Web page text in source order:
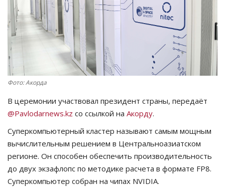
СПОРТ
Чек-лист
РАЗВЛЕЧЕНИЯ
Курултай
Язык
Русский
Фото: Акорда
В церемонии участвовал президент страны, передаёт
@Pavlodarnews.kz со ссылкой на Акорду.
Суперкомпьютерный кластер называют самым мощным
вычислительным решением в Центральноазиатском
регионе. Он способен обеспечить производительность
до двух экзафлопс по методике расчета в формате FP8.
Суперкомпьютер собран на чипах NVIDIA.